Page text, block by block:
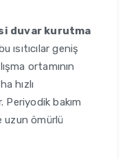
duvar kurutma
ısıtıcılar geniş
ortamının
hızlı
Periyodik bakım
uzun ömürlü